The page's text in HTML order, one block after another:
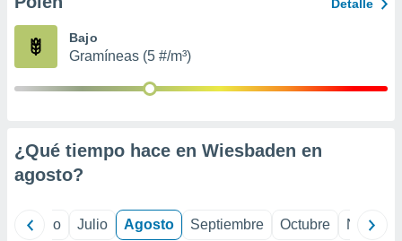
publicidad
Detalle
Bajo
Gramíneas (5 #/m³)
¿Qué tiempo hace en Wiesbaden en
agosto?
Junio Julio Agosto Septiembre Octubre